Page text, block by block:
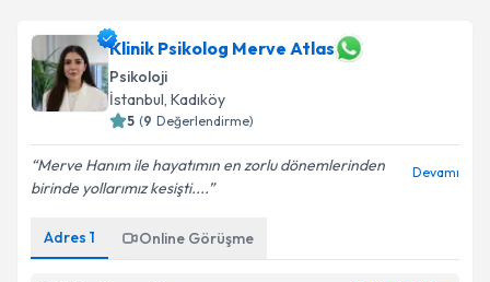
Klinik Psikolog Merve Atlas
Psikoloji
İstanbul, Kadıköy
5 (9 Değerlendirme)
Merve Hanım ile hayatımın en zorlu dönemlerinden
birinde yollarımız kesişti....
Devamı
Adres 1 Online Görüşme